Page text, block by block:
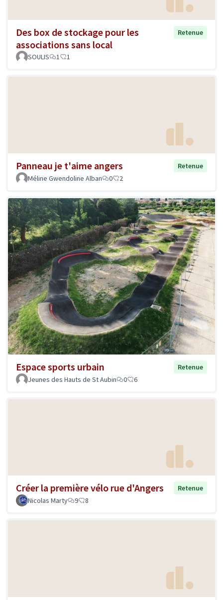
Des box de stockage pour les
associations sans local
Retenue
SOULIS 1 1
Panneau je t'aime angers
Retenue
Méline Gwendoline Alban
0 2
Espace sports urbain
Retenue
Jeunes des Hauts de St Aubin
0 6
Créer la première vélo rue d'Angers
Retenue
Nicolas Marty
9 8